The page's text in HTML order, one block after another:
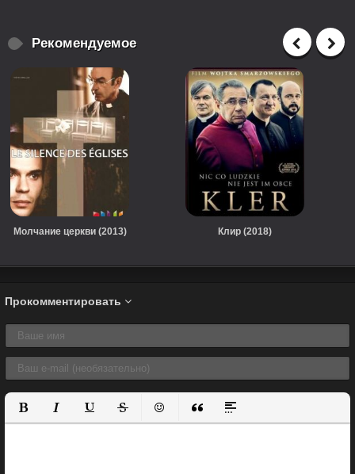
Рекомендуемое
Молчание церкви (2013) Клир (2018)
Прокомментировать
Полужирный
КурсивПодчеркнутый
ЗачеркнутыйВставить смайлик
Вставка цитаты
Вставка спойлера